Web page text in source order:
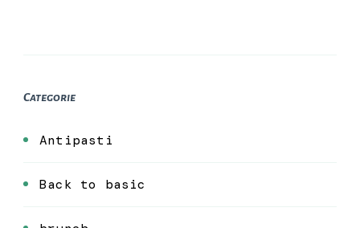
Categorie
Antipasti
Back to basic